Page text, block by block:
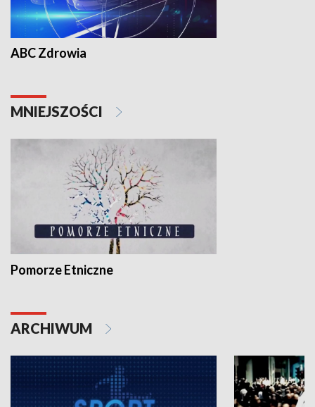
ABC Zdrowia
MNIEJSZOŚCI
Pomorze Etniczne
ARCHIWUM